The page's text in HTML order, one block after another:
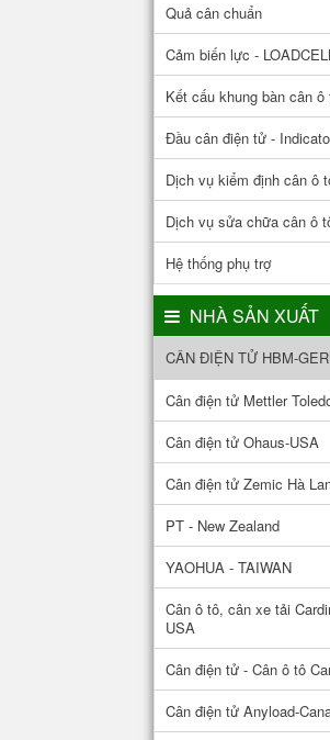
Quả cân chuẩn
Cảm biến lực -
Kết cấu khung bàn cân ô
Đầu cân điện tử -
Dịch vụ kiểm định cân ô
Dịch vụ sửa chữa cân ô
Hệ thống phụ trợ
NHÀ SẢN XUẤT
CÂN ĐIỆN TỬ HBM-
Cân điện tử Mettler
Cân điện tử Ohaus-USA
Cân điện tử Zemic Hà
PT - New Zealand
YAOHUA - TAIWAN
Cân ô tô, cân xe tải
USA
Cân điện tử - Cân ô tô
Cân điện tử Anyload-